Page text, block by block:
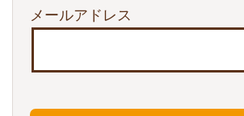
メールアドレス